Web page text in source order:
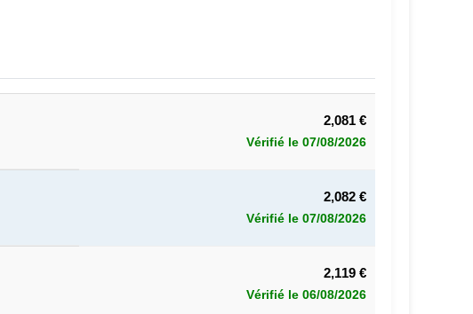
2,081 €
Vérifié le 07/08/2026
2,082 €
Vérifié le 07/08/2026
2,119 €
Vérifié le 06/08/2026